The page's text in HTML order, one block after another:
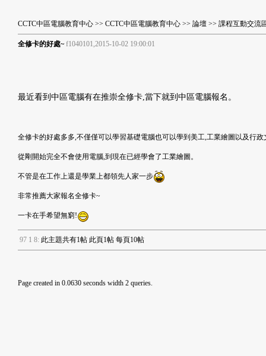
CCTC中區電腦教育中心 >> CCTC中區電腦教育中心 >> 論壇 >> 課程互動交流
全修卡的好處~ f1040101,2015-10-02 19:00:01
最近看到中區電腦有在推崇全修卡,當下就到中區電腦報名。
全修卡的好處多多,不僅僅可以學習基礎電腦也可以學到美工,工業繪圖以及行
從剛開始完全不會使用電腦,到現在已經學會了工業繪圖。
不管是在工作上還是學業上都領先人家一步
非常推薦大家報名全修卡~
一卡在手希望無窮!
97 1 8: 此主題共有1帖 此頁1帖 每頁10帖
Page created in 0.0630 seconds width 2 queries.